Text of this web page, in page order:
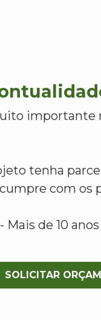
importante
tenha
com os
Mais de 10
SOLICITAR